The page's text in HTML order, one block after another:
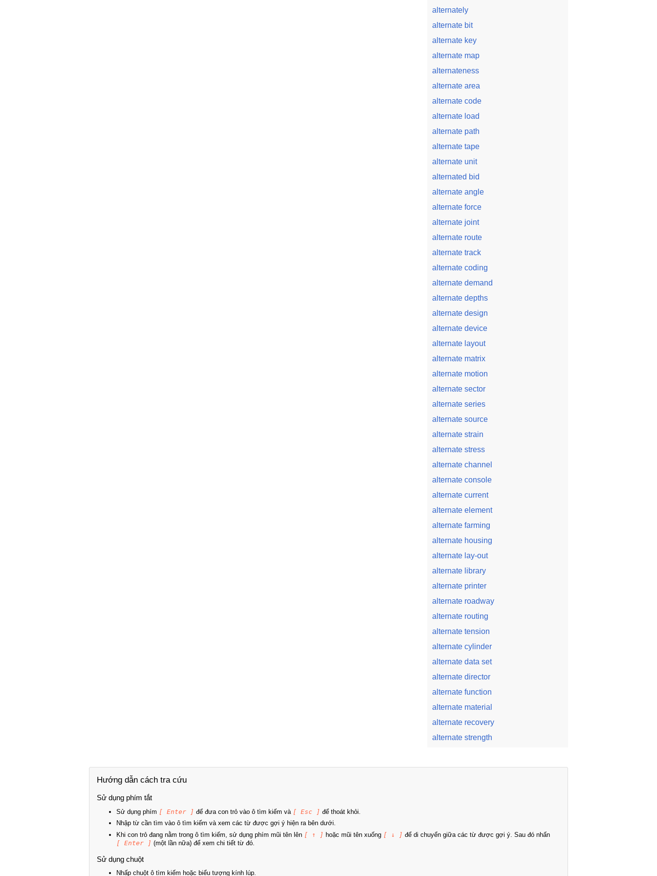
alternately
alternate bit
alternate key
alternate map
alternateness
alternate area
alternate code
alternate load
alternate path
alternate tape
alternate unit
alternated bid
alternate angle
alternate force
alternate joint
alternate route
alternate track
alternate coding
alternate demand
alternate depths
alternate design
alternate device
alternate layout
alternate matrix
alternate motion
alternate sector
alternate series
alternate source
alternate strain
alternate stress
alternate channel
alternate console
alternate current
alternate element
alternate farming
alternate housing
alternate lay-out
alternate library
alternate printer
alternate roadway
alternate routing
alternate tension
alternate cylinder
alternate data set
alternate director
alternate function
alternate material
alternate recovery
alternate strength
Hướng dẫn cách tra cứu
Sử dụng phím tắt
Sử dụng phím [ Enter ] để đưa con trỏ vào ô tìm kiếm và [ Esc ] để thoát khỏi.
Nhập từ cần tìm vào ô tìm kiếm và xem các từ được gợi ý hiện ra bên dưới.
Khi con trỏ đang nằm trong ô tìm kiếm, sử dụng phím mũi tên lên [ ↑ ] hoặc mũi tên xuống [ ↓ ] để di chuyển giữa các từ được gợi ý. Sau đó nhấn
[ Enter ] (một lần nữa) để xem chi tiết từ đó.
Sử dụng chuột
Nhấp chuột ô tìm kiếm hoặc biểu tượng kính lúp.